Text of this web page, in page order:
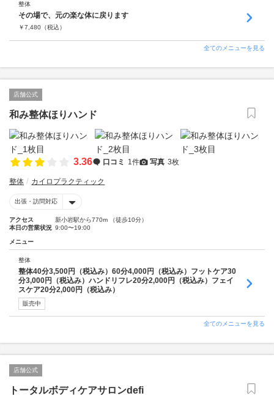
整体
その場で、元の楽な体に戻ります
￥7,480 （税込）
全てのメニューを見る
店舗公式
和み整体ほりハンド
3.36 口コミ 1件 写真 3枚
整体 カイロプラクティック
出張・訪問対応
アクセス
新小岩駅から770m （徒歩10分）
本日の営業状況 9:00〜19:00
メニュー
整体
整体40分3,500円（税込み）60分4,000円（税込み）フットケア30
分3,000円（税込み）ハンドリフレ20分2,000円（税込み）フェイ
スケア20分2,000円（税込み）
販売中
全てのメニューを見る
店舗公式
トータルボディケアサロンdefi